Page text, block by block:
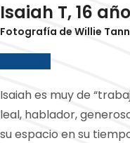
Isaiah T, 16
Fotografía de Willie
Isaiah es muy de
leal, hablador,
su espacio en su